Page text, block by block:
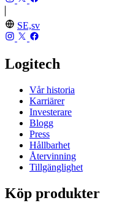
SE,sv
Logitech
Vår historia
Karriärer
Investerare
Blogg
Press
Hållbarhet
Återvinning
Tillgänglighet
Köp produkter